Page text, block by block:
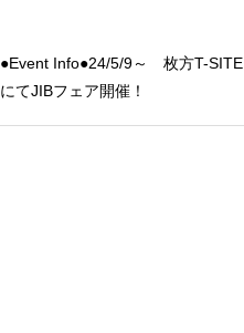
●Event Info●24/5/9～ 枚方T-SITE
にてJIBフェア開催！